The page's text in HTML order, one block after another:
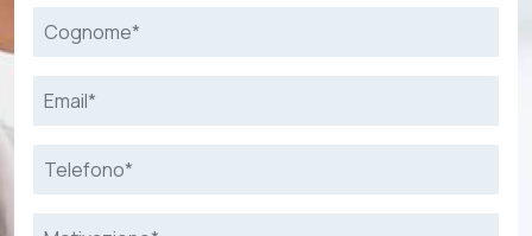
Cognome*
Email*
Telefono *
Motivazione*